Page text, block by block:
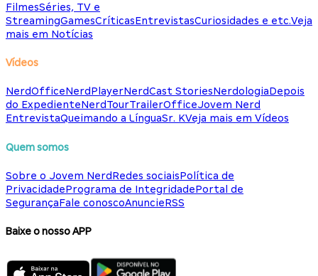
FilmesSéries, TV e
StreamingGamesCríticasEntrevistasCuriosidades e etc.Veja
mais em Notícias
Vídeos
NerdOfficeNerdPlayerNerdCast StoriesNerdologiaDepois
do ExpedienteNerdTourTrailerOfficeJovem Nerd
EntrevistaQueimando a LínguaSr. KVeja mais em Vídeos
Quem somos
Sobre o Jovem NerdRedes sociaisPolítica de
PrivacidadePrograma de IntegridadePortal de
SegurançaFale conoscoAnuncieRSS
Baixe o nosso APP